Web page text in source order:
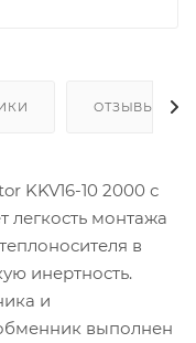
ОТЗЫВЫ
KKV16-10 2000 с
монтажа
в
инертность.
и
выполнен